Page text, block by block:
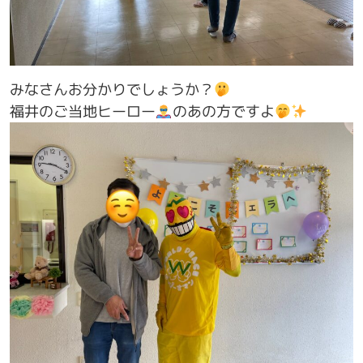
みなさんお分かりでしょうか？
福井のご当地ヒーロー
のあの方ですよ